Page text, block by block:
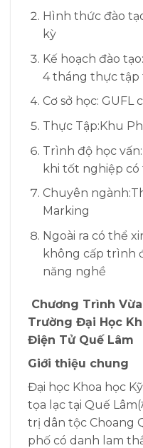
Hình thức đào
kỳ
Kế hoạch đào
4 tháng thực tập
Cơ sở học: GUFL
Thực Tập:Khu
Trình độ học
khi tốt nghiệp có
Chuyên
Marking
Ngoài ra có thể
không cấp trình
năng nghề
Chương Trình
Trường Đại Học
Điện Tử Quế Lâm
Giới thiệu chung
Đại học Khoa học
tọa lạc tại Quế Lâm(
trị dân tộc Choang
phố có danh lam